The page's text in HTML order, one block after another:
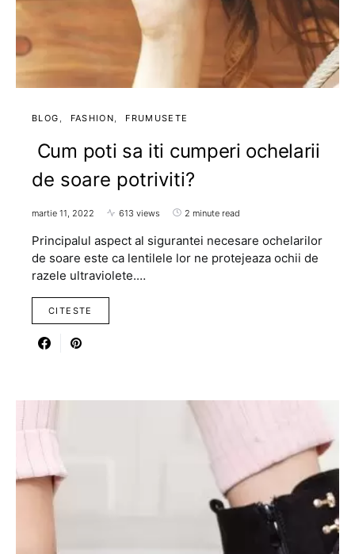
BLOG FASHION FRUMUSETE
Cum poti sa iti cumperi ochelarii
de soare potriviti?
martie 11, 2022 613 views 2 minute read
Principalul aspect al sigurantei necesare ochelarilor
de soare este ca lentilele lor ne protejeaza ochii de
razele ultraviolete.…
CITESTE